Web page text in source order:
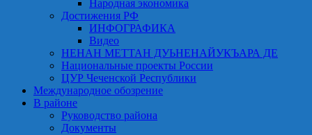
Народная экономика
Достижения РФ
ИНФОГРАФИКА
Видео
НЕНАН МЕТТАН ДУЬНЕНАЙУКЪАРА ДЕ
Национальные проекты России
ЦУР Чеченской Республики
Международное обозрение
В районе
Руководство района
Документы